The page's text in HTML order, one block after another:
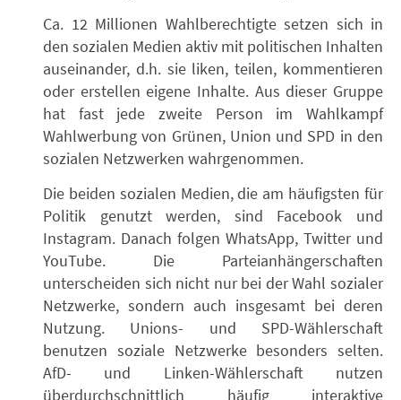
Ca. 12 Millionen Wahlberechtigte setzen sich in
den sozialen Medien aktiv mit politischen Inhalten
auseinander, d.h. sie liken, teilen, kommentieren
oder erstellen eigene Inhalte. Aus dieser Gruppe
hat fast jede zweite Person im Wahlkampf
Wahlwerbung von Grünen, Union und SPD in den
sozialen Netzwerken wahrgenommen.
Die beiden sozialen Medien, die am häufigsten für
Politik genutzt werden, sind Facebook und
Instagram. Danach folgen WhatsApp, Twitter und
YouTube. Die Parteianhängerschaften
unterscheiden sich nicht nur bei der Wahl sozialer
Netzwerke, sondern auch insgesamt bei deren
Nutzung. Unions- und SPD-Wählerschaft
benutzen soziale Netzwerke besonders selten.
AfD- und Linken-Wählerschaft nutzen
überdurchschnittlich häufig interaktive